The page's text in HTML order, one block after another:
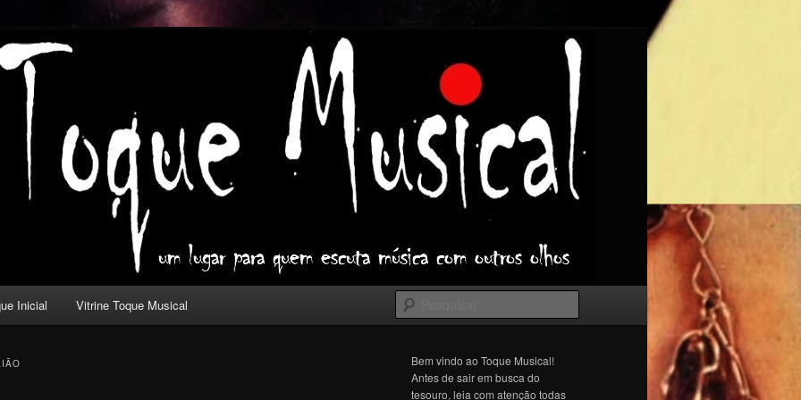
com outros olhos.
Inicial Vitrine Toque Musical
Bem vindo ao Toque Musical!
Antes de sair em busca do
tesouro, leia com atenção todas